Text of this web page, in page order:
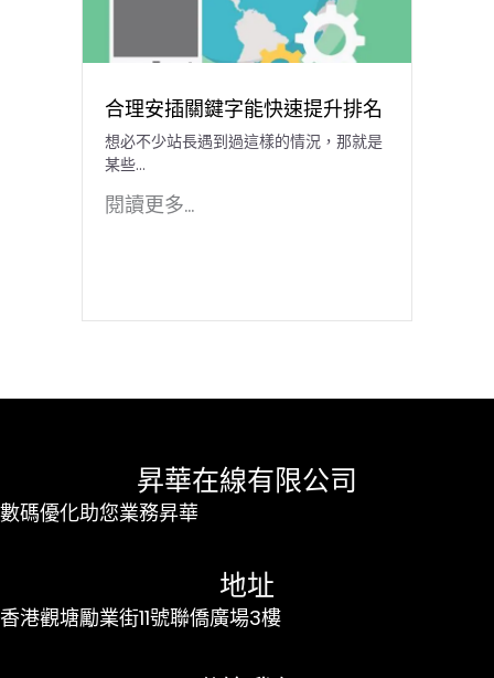
合理安插關鍵字能快速提升排名
想必不少站長遇到過這樣的情況，那就是
某些...
閱讀更多...
昇華在線有限公司
數碼優化助您業務昇華
地址
香港觀塘勵業街11號聯僑廣場3樓